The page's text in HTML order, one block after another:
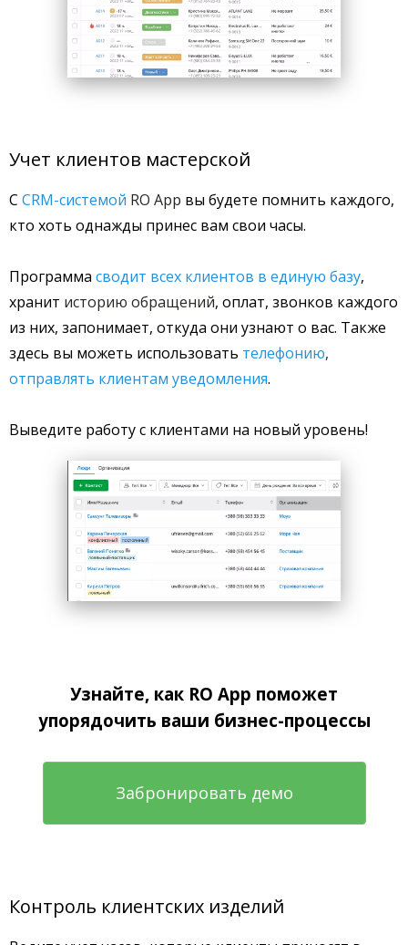
Учет клиентов мастерской
С CRM-системой RO App вы будете помнить каждого,
кто хоть однажды принес вам свои часы.
Программа сводит всех клиентов в единую базу,
хранит историю обращений, оплат, звонков каждого
из них, запонимает, откуда они узнают о вас. Также
здесь вы можеть использовать телефонию,
отправлять клиентам уведомления.
Выведите работу с клиентами на новый уровень!
Узнайте, как RO App поможет
упорядочить ваши бизнес-процессы
Забронировать демо
Контроль клиентских изделий